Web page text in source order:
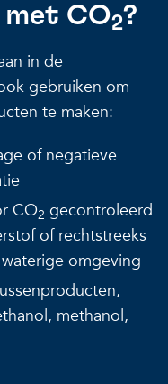
CO2?
in de
gebruiken om
te maken:
of negatieve
CO2 gecontroleerd
of rechtstreeks
omgeving
methanol,